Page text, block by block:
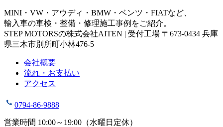
MINI・VW・アウディ・BMW・ベンツ・FIATなど、
輸入車の車検・整備・修理施工事例をご紹介。
STEP MOTORSの株式会社AITEN | 受付工場 〒673-0434 兵庫
県三木市別所町小林476-5
会社概要
流れ・お支払い
アクセス
0794-86-9888
営業時間 10:00～19:00（水曜日定休）